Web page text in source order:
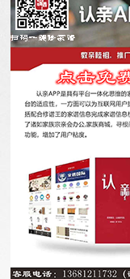
关于
关于国际家谱
招聘启事
微信订阅